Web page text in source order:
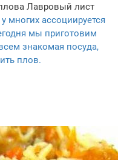
Лавровый лист
многих ассоциируется
мы приготовим
знакомая посуда,
плов.